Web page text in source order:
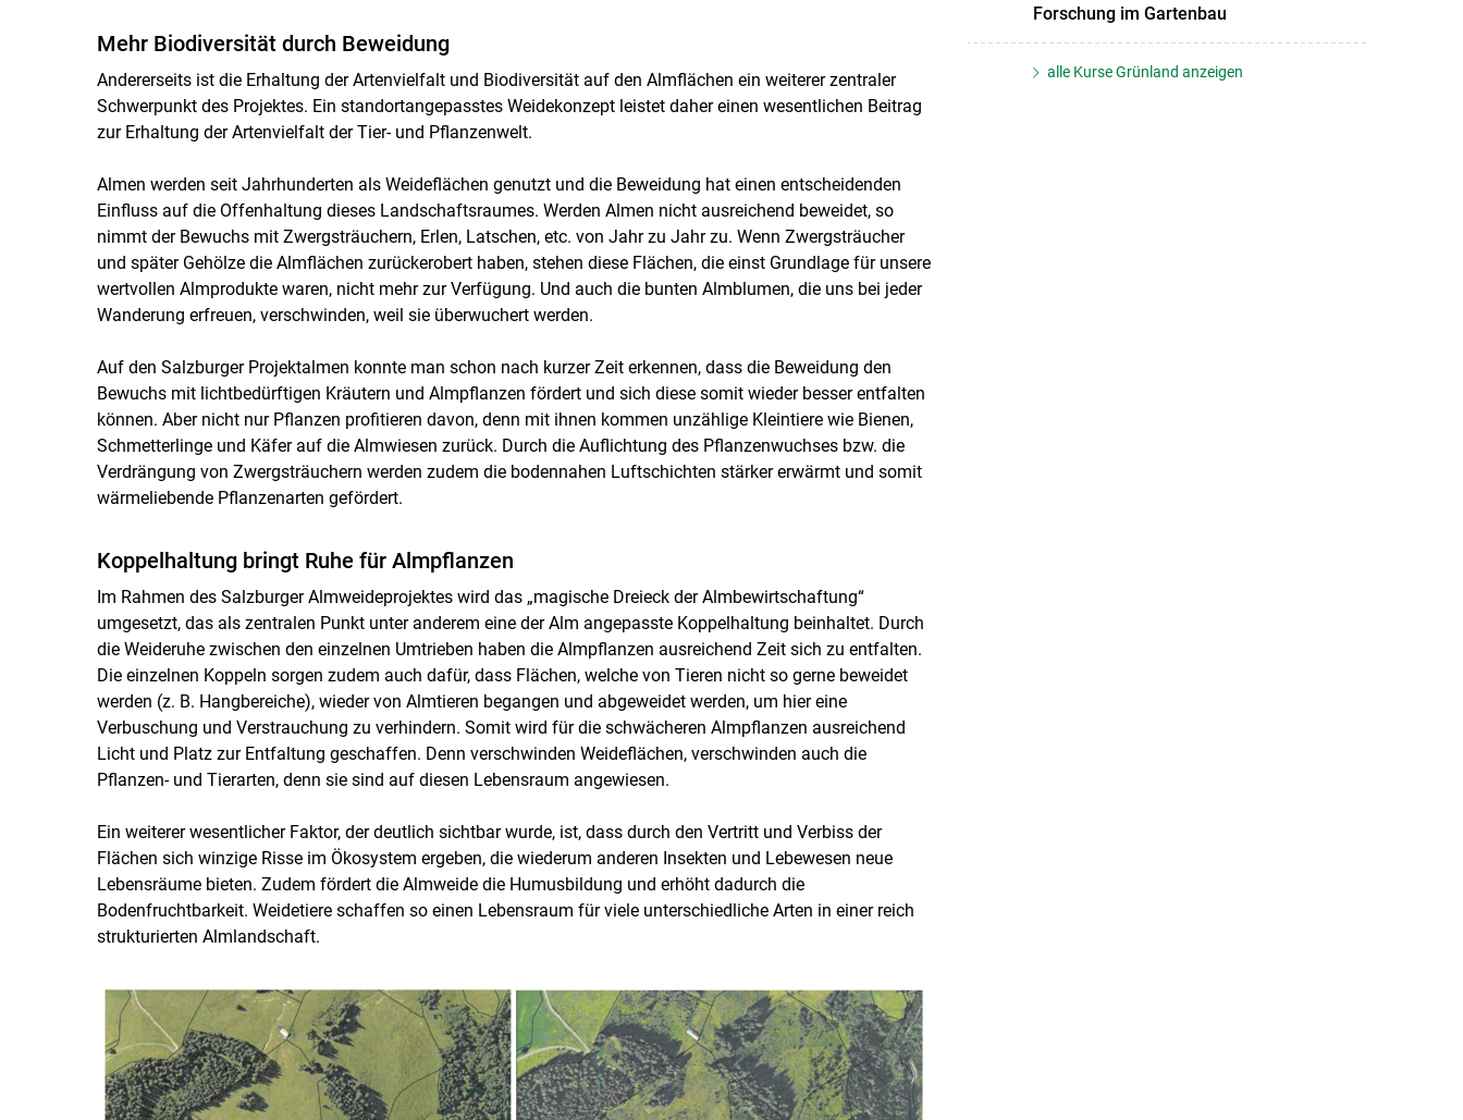
Mehr Biodiversität durch Beweidung
Andererseits ist die Erhaltung der Artenvielfalt und Biodiversität auf den Almflächen ein weiterer zentraler
Schwerpunkt des Projektes. Ein standortangepasstes Weidekonzept leistet daher einen wesentlichen Beitrag
zur Erhaltung der Artenvielfalt der Tier- und Pflanzenwelt.
Almen werden seit Jahrhunderten als Weideflächen genutzt und die Beweidung hat einen entscheidenden
Einfluss auf die Offenhaltung dieses Landschaftsraumes. Werden Almen nicht ausreichend beweidet, so
nimmt der Bewuchs mit Zwergsträuchern, Erlen, Latschen, etc. von Jahr zu Jahr zu. Wenn Zwergsträucher
und später Gehölze die Almflächen zurückerobert haben, stehen diese Flächen, die einst Grundlage für unsere
wertvollen Almprodukte waren, nicht mehr zur Verfügung. Und auch die bunten Almblumen, die uns bei jeder
Wanderung erfreuen, verschwinden, weil sie überwuchert werden.
Auf den Salzburger Projektalmen konnte man schon nach kurzer Zeit erkennen, dass die Beweidung den
Bewuchs mit lichtbedürftigen Kräutern und Almpflanzen fördert und sich diese somit wieder besser entfalten
können. Aber nicht nur Pflanzen profitieren davon, denn mit ihnen kommen unzählige Kleintiere wie Bienen,
Schmetterlinge und Käfer auf die Almwiesen zurück. Durch die Auflichtung des Pflanzenwuchses bzw. die
Verdrängung von Zwergsträuchern werden zudem die bodennahen Luftschichten stärker erwärmt und somit
wärmeliebende Pflanzenarten gefördert.
Koppelhaltung bringt Ruhe für Almpflanzen
Im Rahmen des Salzburger Almweideprojektes wird das „magische Dreieck der Almbewirtschaftung“
umgesetzt, das als zentralen Punkt unter anderem eine der Alm angepasste Koppelhaltung beinhaltet. Durch
die Weideruhe zwischen den einzelnen Umtrieben haben die Almpflanzen ausreichend Zeit sich zu entfalten.
Die einzelnen Koppeln sorgen zudem auch dafür, dass Flächen, welche von Tieren nicht so gerne beweidet
werden (z. B. Hangbereiche), wieder von Almtieren begangen und abgeweidet werden, um hier eine
Verbuschung und Verstrauchung zu verhindern. Somit wird für die schwächeren Almpflanzen ausreichend
Licht und Platz zur Entfaltung geschaffen. Denn verschwinden Weideflächen, verschwinden auch die
Pflanzen- und Tierarten, denn sie sind auf diesen Lebensraum angewiesen.
Ein weiterer wesentlicher Faktor, der deutlich sichtbar wurde, ist, dass durch den Vertritt und Verbiss der
Flächen sich winzige Risse im Ökosystem ergeben, die wiederum anderen Insekten und Lebewesen neue
Lebensräume bieten. Zudem fördert die Almweide die Humusbildung und erhöht dadurch die
Bodenfruchtbarkeit. Weidetiere schaffen so einen Lebensraum für viele unterschiedliche Arten in einer reich
strukturierten Almlandschaft.
Forschung im Gartenbau
alle Kurse Grünland anzeigen